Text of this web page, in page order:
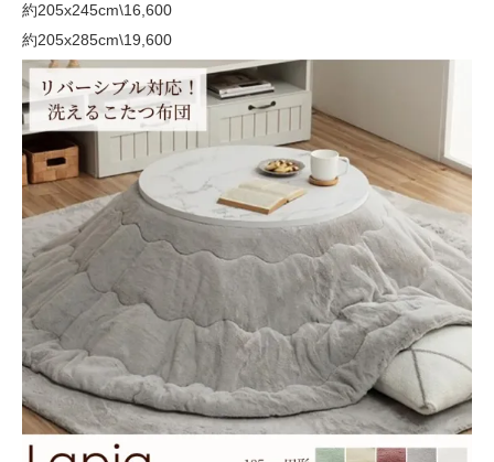
約205x245cm\16,600
約205x285cm\19,600